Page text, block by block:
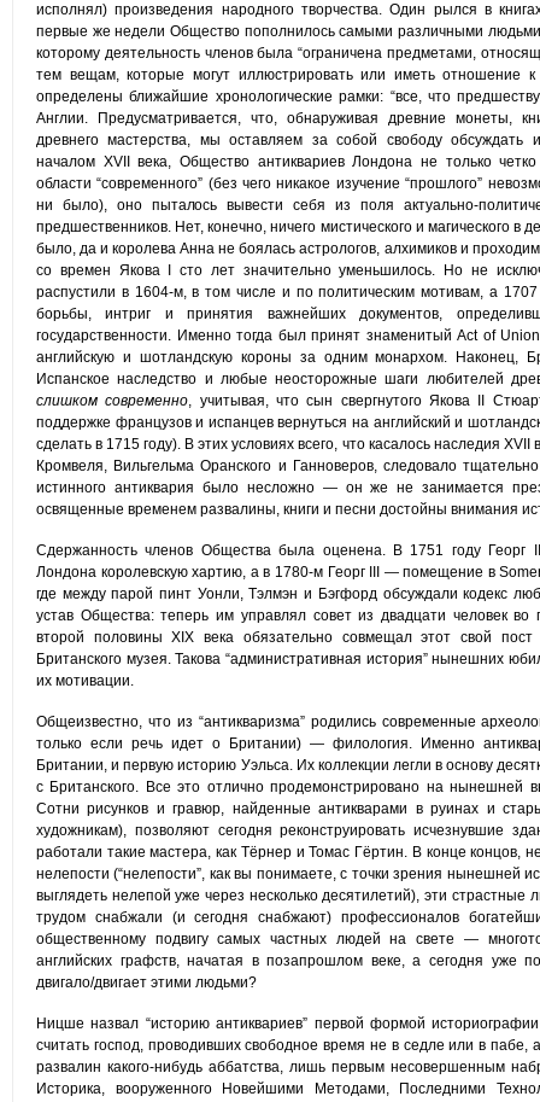
исполнял) произведения народного творчества. Один рылся в
первые же недели Общество пополнилось самыми различными
которому деятельность членов была “ограничена предметами,
тем вещам, которые могут иллюстрировать или иметь отношение
определены ближайшие хронологические рамки: “все, что
Англии. Предусматривается, что, обнаруживая древние монеты,
древнего мастерства, мы оставляем за собой свободу обсуждать
началом XVII века, Общество антиквариев Лондона не только четко
области “современного” (без чего никакое изучение “прошлого”
ни было), оно пыталось вывести себя из поля актуально-
предшественников. Нет, конечно, ничего мистического и магического в
было, да и королева Анна не боялась астрологов, алхимиков и
со времен Якова I сто лет значительно уменьшилось. Но не
распустили в 1604-м, в том числе и по политическим мотивам, а
борьбы, интриг и принятия важнейших документов,
государственности. Именно тогда был принят знаменитый Act of
английскую и шотландскую короны за одним монархом. Наконец,
Испанское наследство и любые неосторожные шаги любителей
слишком современно, учитывая, что сын свергнутого Якова II
поддержке французов и испанцев вернуться на английский и
сделать в 1715 году). В этих условиях всего, что касалось наследия
Кромвеля, Вильгельма Оранского и Ганноверов, следовало
истинного антиквария было несложно — он же не занимается
освященные временем развалины, книги и песни достойны внимания
Сдержанность членов Общества была оценена. В 1751 году Георг
Лондона королевскую хартию, а в 1780-м Георг III — помещение в
где между парой пинт Уонли, Тэлмэн и Бэгфорд обсуждали кодекс
устав Общества: теперь им управлял совет из двадцати человек во
второй половины XIX века обязательно совмещал этот свой
Британского музея. Такова “административная история” нынешних
их мотивации.
Общеизвестно, что из “антикваризма” родились современные
только если речь идет о Британии) — филология. Именно
Британии, и первую историю Уэльса. Их коллекции легли в основу
с Британского. Все это отлично продемонстрировано на нынешней
Сотни рисунков и гравюр, найденные антикварами в руинах и
художникам), позволяют сегодня реконструировать исчезнувшие
работали такие мастера, как Тёрнер и Томас Гёртин. В конце концов,
нелепости (“нелепости”, как вы понимаете, с точки зрения нынешней
выглядеть нелепой уже через несколько десятилетий), эти
трудом снабжали (и сегодня снабжают) профессионалов
общественному подвигу самых частных людей на свете —
английских графств, начатая в позапрошлом веке, а сегодня уже
двигало/двигает этими людьми?
Ницше назвал “историю антиквариев” первой формой
считать господ, проводивших свободное время не в седле или в пабе,
развалин какого-нибудь аббатства, лишь первым несовершенным
Историка, вооруженного Новейшими Методами, Последними